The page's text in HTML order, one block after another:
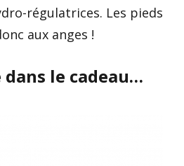
régulatrices. Les pieds
aux anges !
dans le cadeau…